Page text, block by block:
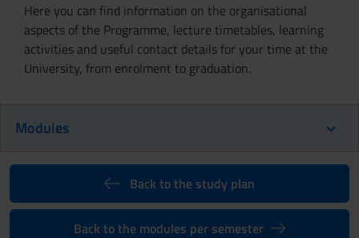
Here you can find information on the organisational
aspects of the Programme, lecture timetables, learning
activities and useful contact details for your time at the
University, from enrolment to graduation.
Modules
Back to the study plan
Back to the modules per semester